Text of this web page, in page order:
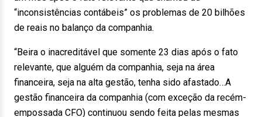
“inconsistências contábeis” os problemas de 20 bilhões
de reais no balanço da companhia.
“Beira o inacreditável que somente 23 dias após o fato
relevante, que alguém da companhia, seja na área
financeira, seja na alta gestão, tenha sido afastado…A
gestão financeira da companhia (com exceção da recém-
empossada CFO) continuou sendo feita pelas mesmas